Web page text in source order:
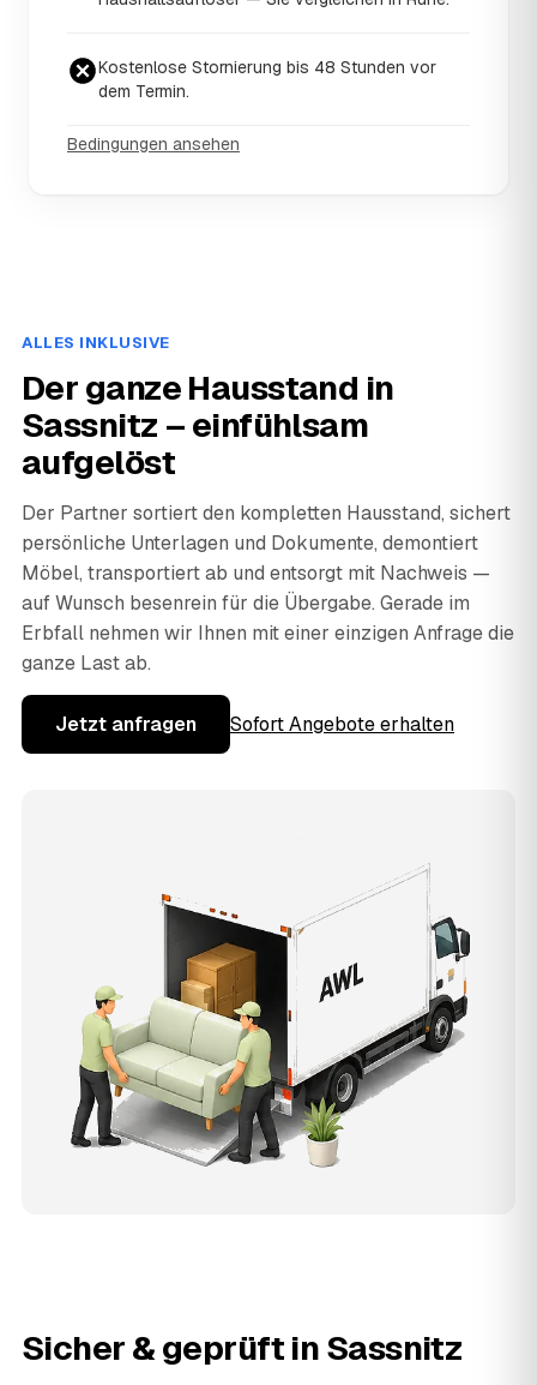
Kostenlose Stornierung bis 48 Stunden vor
dem Termin.
Bedingungen ansehen
ALLES INKLUSIVE
Der ganze Hausstand in
Sassnitz – einfühlsam
aufgelöst
Der Partner sortiert den kompletten Hausstand, sichert
persönliche Unterlagen und Dokumente, demontiert
Möbel, transportiert ab und entsorgt mit Nachweis —
auf Wunsch besenrein für die Übergabe. Gerade im
Erbfall nehmen wir Ihnen mit einer einzigen Anfrage die
ganze Last ab.
Jetzt anfragen Sofort Angebote erhalten
Sicher & geprüft in Sassnitz